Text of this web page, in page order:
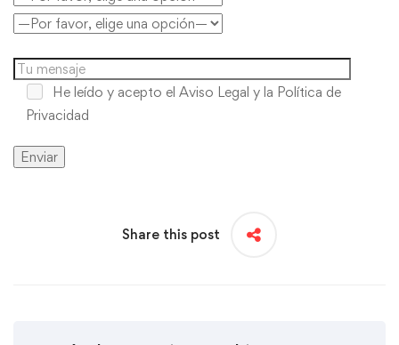
He leído y acepto el Aviso Legal y la Política de
Privacidad
Share this post